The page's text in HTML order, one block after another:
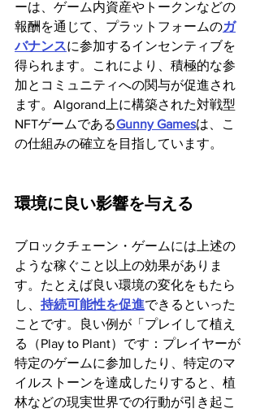
ーは、ゲーム内資産やトークンなどの
報酬を通じて、プラットフォームのガ
バナンスに参加するインセンティブを
得られます。これにより、積極的な参
加とコミュニティへの関与が促進され
ます。Algorand上に構築された対戦型
NFTゲームであるGunny Gamesは、こ
の仕組みの確立を目指しています。
‍環境に良い影響を与える
ブロックチェーン・ゲームには上述の
ような稼ぐこと以上の効果がありま
す。たとえば良い環境の変化をもたら
し、 持続可能性を促進できるといった
ことです。良い例が「プレイして植え
る（Play to Plant）です：プレイヤーが
特定のゲームに参加したり、特定のマ
イルストーンを達成したりすると、植
林などの現実世界での行動が引き起こ